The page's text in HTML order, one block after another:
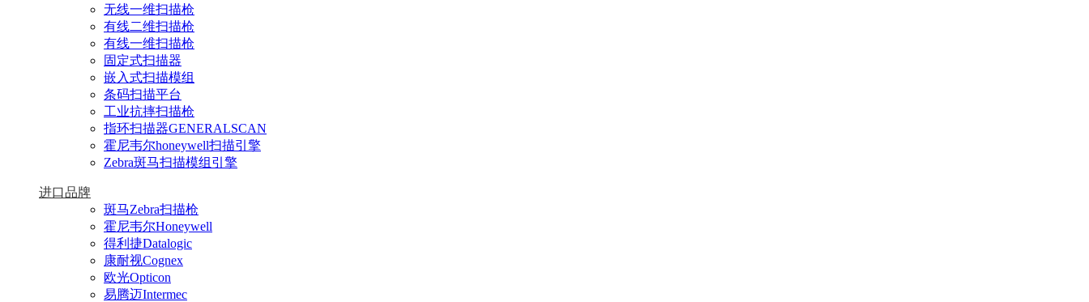
无线一维扫描枪
有线二维扫描枪
有线一维扫描枪
固定式扫描器
嵌入式扫描模组
条码扫描平台
工业抗摔扫描枪
指环扫描器GENERALSCAN
霍尼韦尔honeywell扫描引擎
Zebra斑马扫描模组引擎
进口品牌
斑马Zebra扫描枪
霍尼韦尔Honeywell
得利捷Datalogic
康耐视Cognex
欧光Opticon
易腾迈Intermec